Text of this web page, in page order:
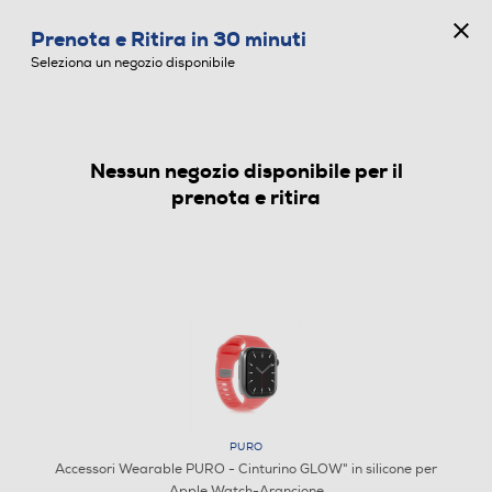
ACCESSORI WEARABLE
Prenota e Ritira in 30 minuti
Seleziona un negozio disponibile
Nessun negozio disponibile per il
prenota e ritira
PURO
Accessori Wearable PURO - Cinturino GLOW" in silicone per